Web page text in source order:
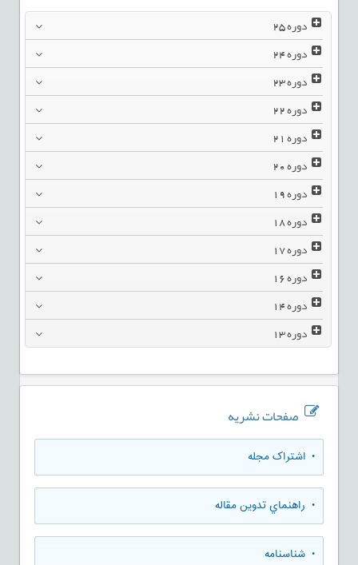
دوره25
دوره24
دوره23
دوره22
دوره21
دوره20
دوره19
دوره18
دوره17
دوره16
دوره14
دوره13
صفحات نشریه
• اشتراک مجله
• راهنماي تدوين مقاله
• شناسنامه